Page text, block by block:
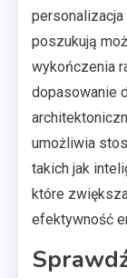
poszukują
wykończenia
dopasowanie
umożliwia
takich jak
które
efektywność